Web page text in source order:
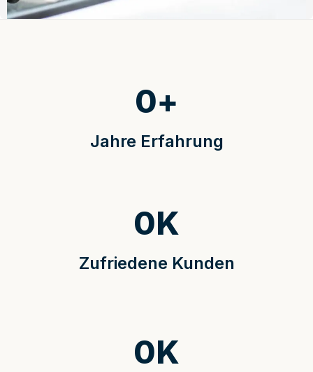
Jahre Erfahrung
0+
Zufriedene Kunden
0K
0K